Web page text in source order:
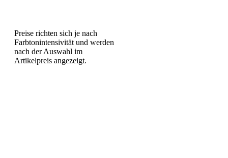
Preise richten sich je nach
Farbtonintensivität und werden
nach der Auswahl im
Artikelpreis angezeigt.